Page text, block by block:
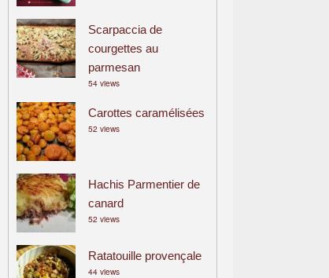
Scarpaccia de
courgettes au
parmesan
54 views
Carottes caramélisées
52 views
Hachis Parmentier de
canard
52 views
Ratatouille provençale
44 views